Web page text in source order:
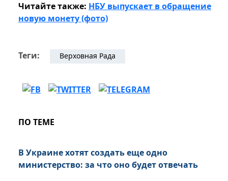
Читайте также: НБУ выпускает в обращение
новую монету (фото)
Теги: Верховная Рада
ПО ТЕМЕ
В Украине хотят создать еще одно
министерство: за что оно будет отвечать